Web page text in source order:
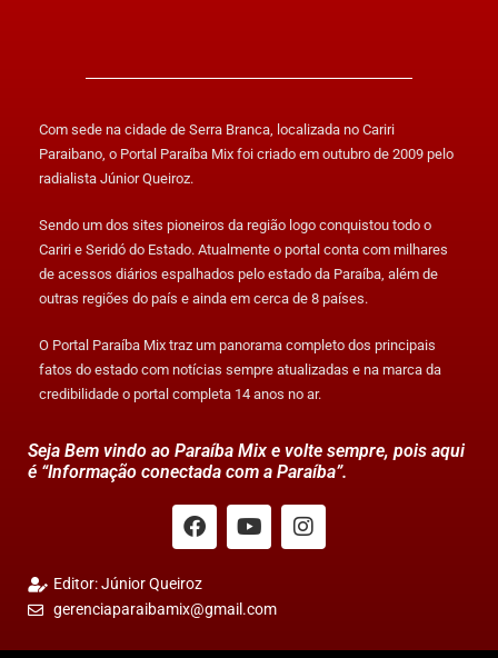
Com sede na cidade de Serra Branca, localizada no Cariri
Paraibano, o Portal Paraíba Mix foi criado em outubro de 2009 pelo
radialista Júnior Queiroz.
Sendo um dos sites pioneiros da região logo conquistou todo o
Cariri e Seridó do Estado. Atualmente o portal conta com milhares
de acessos diários espalhados pelo estado da Paraíba, além de
outras regiões do país e ainda em cerca de 8 países.
O Portal Paraíba Mix traz um panorama completo dos principais
fatos do estado com notícias sempre atualizadas e na marca da
credibilidade o portal completa 14 anos no ar.
Seja Bem vindo ao Paraíba Mix e volte sempre, pois aqui
é “Informação conectada com a Paraíba”.
Editor: Júnior Queiroz
gerenciaparaibamix@gmail.com